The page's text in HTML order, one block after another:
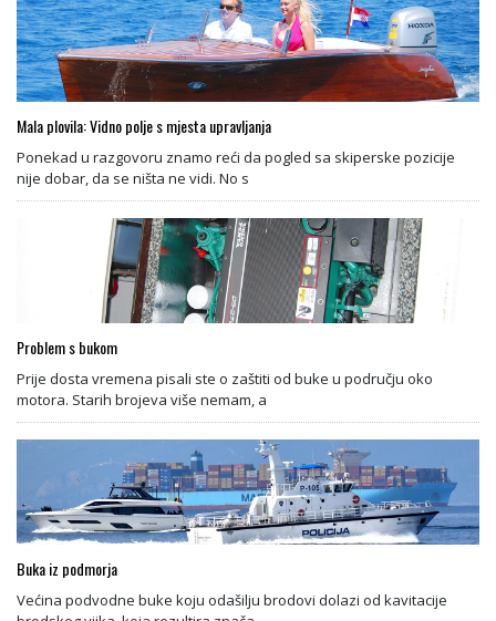
Mala plovila: Vidno polje s mjesta upravljanja
Ponekad u razgovoru znamo reći da pogled sa skiperske pozicije
nije dobar, da se ništa ne vidi. No s
Problem s bukom
Prije dosta vremena pisali ste o zaštiti od buke u području oko
motora. Starih brojeva više nemam, a
Buka iz podmorja
Većina podvodne buke koju odašilju brodovi dolazi od kavitacije